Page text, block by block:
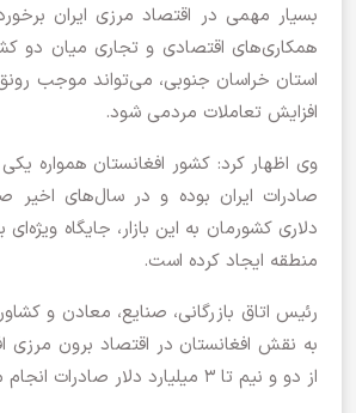
بسیار مهمی در اقتصاد مرزی ایران
همکاری‌های اقتصادی و تجاری میان دو
استان خراسان جنوبی، می‌تواند موجب
افزایش تعاملات مردمی شود.
وی اظهار کرد: کشور افغانستان همواره یکی
صادرات ایران بوده و در سال‌های اخیر
دلاری کشورمان به این بازار، جایگاه ویژه‌ای
منطقه ایجاد کرده است.
رئیس اتاق بازرگانی، صنایع، معادن و
به نقش افغانستان در اقتصاد برون مرزی
از دو و نیم تا ۳ میلیارد دلار صادرات انجام می‌شود.